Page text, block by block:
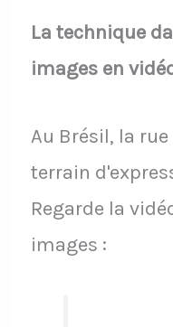
La technique
images en
Au Brésil, la
terrain
Regarde la
images :